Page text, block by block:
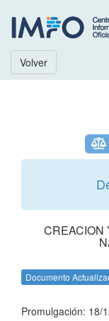
Volver
CREACION
Documento
Promulgación: 18/